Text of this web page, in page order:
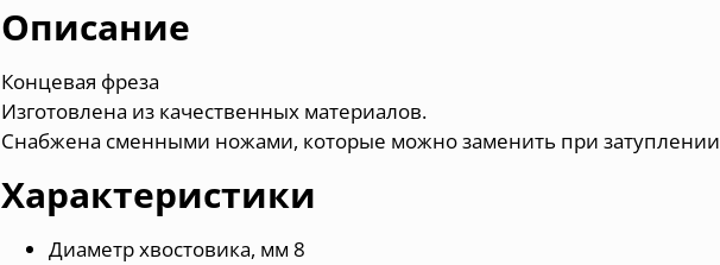
Описание
Концевая фреза
Изготовлена из качественных материалов.
Снабжена сменными ножами, которые можно заменить при затуплении
Характеристики
Диаметр хвостовика, мм 8